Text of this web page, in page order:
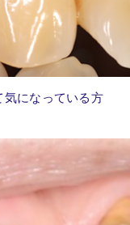
気になっている方